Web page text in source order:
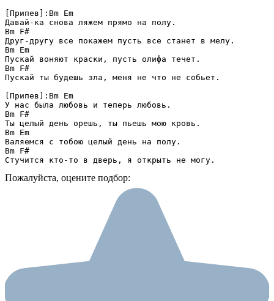
[Припев]:Bm Em
Давай-ка снова ляжем прямо на полу.
Bm F#
Друг-другу все покажем пусть все станет в мелу.
Bm Em
Пускай воняют краски, пусть олифа течет.
Bm F#
Пускай ты будешь зла, меня не что не собьет.
[Припев]:Bm Em
У нас была любовь и теперь любовь.
Bm F#
Ты целый день орешь, ты пьешь мою кровь.
Bm Em
Валяемся с тобою целый день на полу.
Bm F#
Стучится кто-то в дверь, я открыть не могу.
Пожалуйста, оцените подбор: